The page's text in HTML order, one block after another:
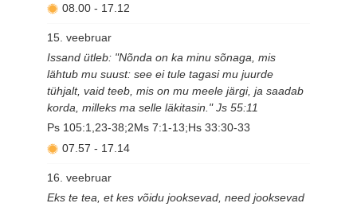
08.00 - 17.12
15. veebruar
Issand ütleb: "Nõnda on ka minu sõnaga, mis
lähtub mu suust: see ei tule tagasi mu juurde
tühjalt, vaid teeb, mis on mu meele järgi, ja saadab
korda, milleks ma selle läkitasin." Js 55:11
Ps 105:1,23-38;2Ms 7:1-13;Hs 33:30-33
07.57 - 17.14
16. veebruar
Eks te tea, et kes võidu jooksevad, need jooksevad